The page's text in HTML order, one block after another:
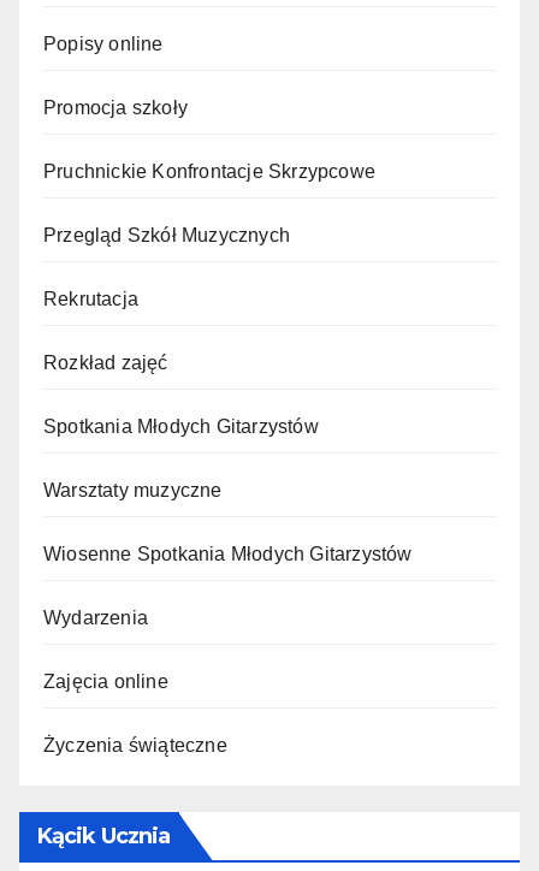
Popisy online
Promocja szkoły
Pruchnickie Konfrontacje Skrzypcowe
Przegląd Szkół Muzycznych
Rekrutacja
Rozkład zajęć
Spotkania Młodych Gitarzystów
Warsztaty muzyczne
Wiosenne Spotkania Młodych Gitarzystów
Wydarzenia
Zajęcia online
Życzenia świąteczne
Kącik Ucznia